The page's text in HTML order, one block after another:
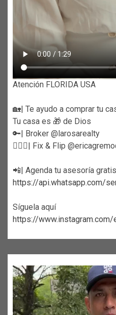
Atención FLORIDA USA
🏡| Te ayudo a comprar tu
Tu casa es 🎁 de Dios
🔑| Broker @larosarealty
👷🏼‍♀️| Fix & Flip
📲| Agenda tu asesoría
https://api.whatsapp.com/
Síguela aquí
https://